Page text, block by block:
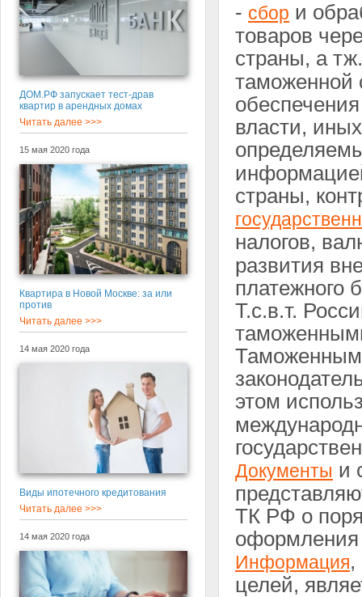
ДОМ.РФ запускает тест-драв
квартир в арендных домах
Читать далее >>>
15 мая 2020 года
Квартира в Новой Москве: за или
против
Читать далее >>>
14 мая 2020 года
Виды ипотечного кредитования
Читать далее >>>
14 мая 2020 года
- сбор и
товаров
страны, а
таможенной
власти,
страны,
налогов,
развития
платежного
Т.с.в.т.
этом
Документы и
ТК РФ о
оформления
Информация,
целей,